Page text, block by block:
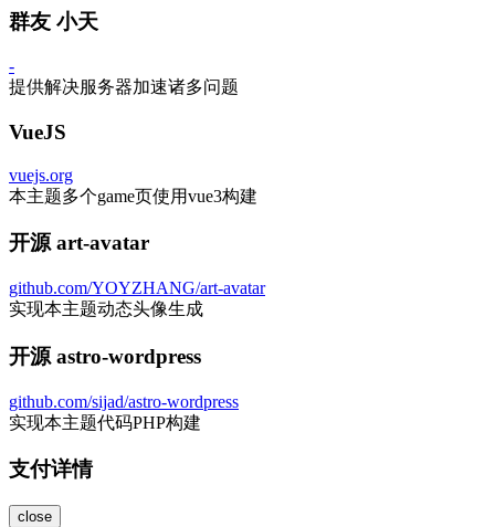
群友 小天
-
提供解决服务器加速诸多问题
VueJS
vuejs.org
本主题多个game页使用vue3构建
开源 art-avatar
github.com/YOYZHANG/art-avatar
实现本主题动态头像生成
开源 astro-wordpress
github.com/sijad/astro-wordpress
实现本主题代码PHP构建
支付详情
close